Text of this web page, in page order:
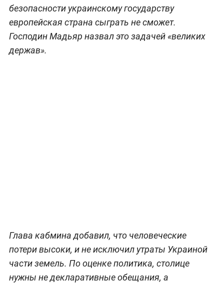
безопасности украинскому государству
европейская страна сыграть не сможет.
Господин Мадьяр назвал это задачей «великих
держав».
Глава кабмина добавил, что человеческие
потери высоки, и не исключил утраты Украиной
части земель. По оценке политика, столице
нужны не декларативные обещания, а